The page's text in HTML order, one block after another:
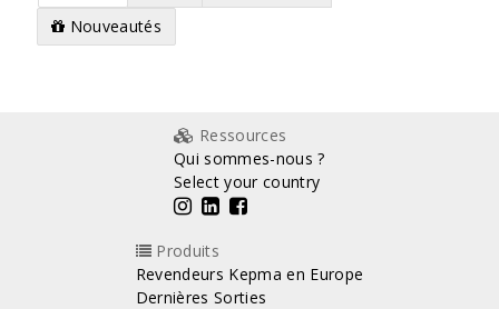
Nouveautés
Ressources
Qui sommes-nous ?
Select your country
Produits
Revendeurs Kepma en Europe
Dernières Sorties